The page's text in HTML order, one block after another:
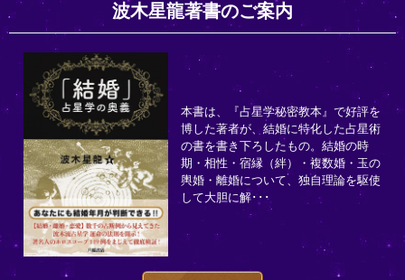
波木星龍著書のご案内
本書は、『占星学秘密教本』で好評を
博した著者が、結婚に特化した占星術
の書を書き下ろしたもの。結婚の時
期・相性・宿縁（絆）・複数婚・玉の
輿婚・離婚について、独自理論を駆使
して大胆に解･･･